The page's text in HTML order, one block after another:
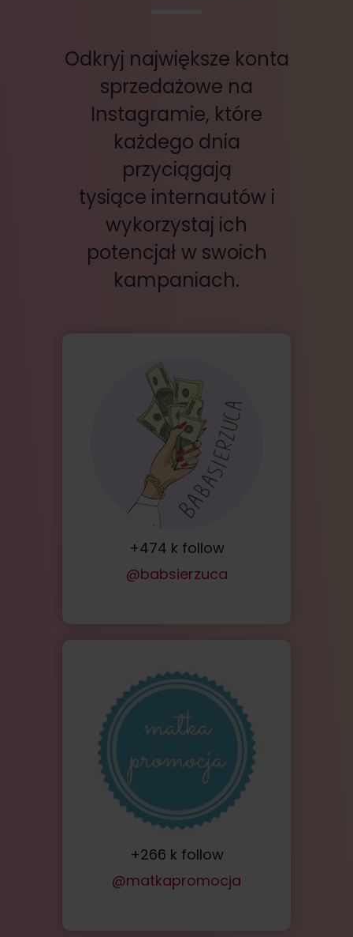
Odkryj największe konta
sprzedażowe na
Instagramie, które
każdego dnia
przyciągają
tysiące internautów i
wykorzystaj ich
potencjał w swoich
kampaniach.
+474 k follow
@babsierzuca
+266 k follow
@matkapromocja